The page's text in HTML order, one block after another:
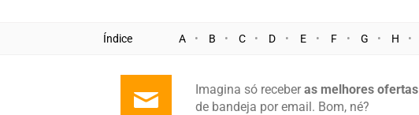
Índice A B C D E F G H
Imagina só receberas melhores ofertas
de bandeja por email. Bom, né?